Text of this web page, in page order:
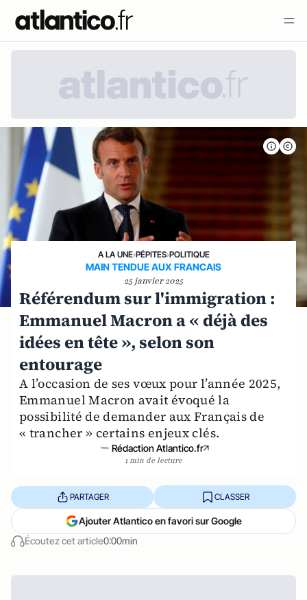
A LA UNE›PÉPITES›POLITIQUE
MAIN TENDUE AUX FRANCAIS
25 janvier 2025
Référendum sur l'immigration :
Emmanuel Macron a « déjà des
idées en tête », selon son
entourage
A l’occasion de ses vœux pour l’année 2025,
Emmanuel Macron avait évoqué la
possibilité de demander aux Français de
« trancher » certains enjeux clés.
Rédaction Atlantico.fr
1 min de lecture
Écoutez cet article0:00min
PARTAGER CLASSER
Ajouter Atlantico en favori sur Google